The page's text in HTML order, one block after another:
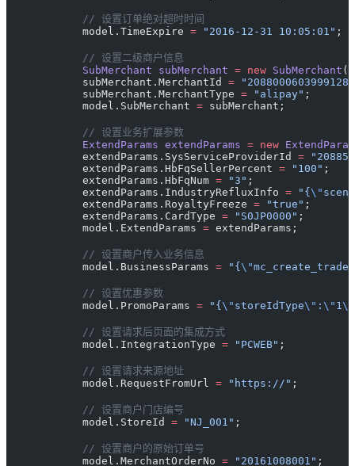
            // 设置订单绝对超时时间
            model.TimeExpire
= "2016-12-31 10:05:01" ;
            // 设置二级商户信息
            SubMerchant
subMerchant = new SubMerchant
            subMerchant.MerchantId
= "2088000603999128"
            subMerchant.MerchantType
= "alipay" ;
            model.SubMerchant
= subMerchant;
            // 设置业务扩展参数
            ExtendParams
extendParams = new
            extendParams.SysServiceProviderId
=
            extendParams.HbFqSellerPercent
= "100" ;
            extendParams.HbFqNum
= "3" ;
            extendParams.IndustryRefluxInfo
= "{ \"
            extendParams.RoyaltyFreeze
= "true" ;
            extendParams.CardType
= "S0JP0000" ;
            model.ExtendParams
= extendParams;
            // 设置商户传入业务信息
            model.BusinessParams
= "{ \"
            // 设置优惠参数
            model.PromoParams
= "{ \" storeIdType\" : \" 1\"
            // 设置请求后页面的集成方式
            model.IntegrationType
= "PCWEB" ;
            // 设置请求来源地址
            model.RequestFromUrl
= "https://" ;
            // 设置商户门店编号
            model.StoreId
= "NJ_001" ;
            // 设置商户的原始订单号
            model.MerchantOrderNo
= "20161008001" ;